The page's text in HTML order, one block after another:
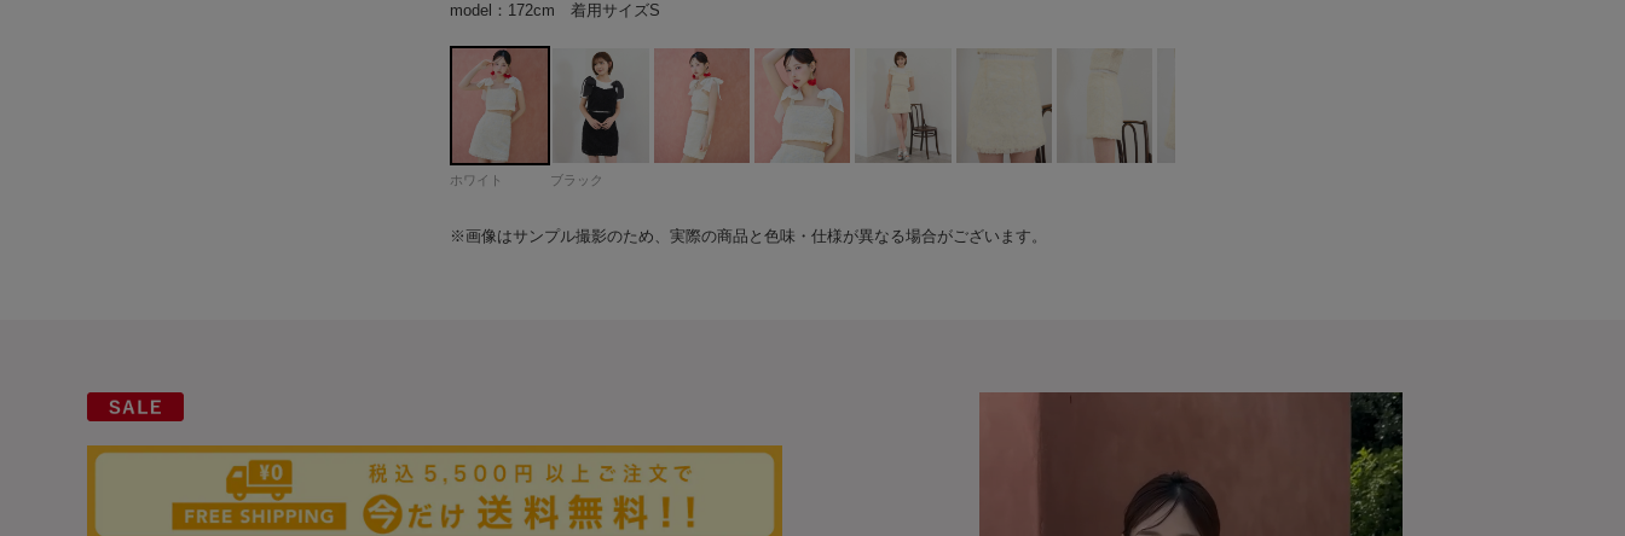
model：172cm 着用サイズS
model：166cm 着用サイズS
ホワイト ブラック
※画像はサンプル撮影のため、実際の商品と色味・仕様が異なる場合がございます。